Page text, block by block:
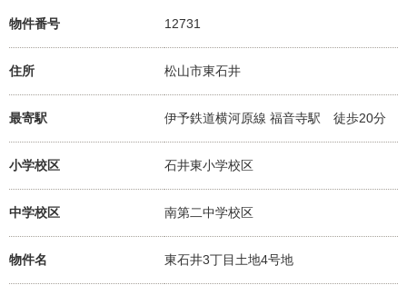
物件番号 12731
住所 松山市東石井
最寄駅 伊予鉄道横河原線 福音寺駅 徒歩20分
小学校区 石井東小学校区
中学校区 南第二中学校区
物件名 東石井3丁目土地4号地